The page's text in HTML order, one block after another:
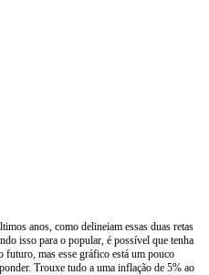
anos, como delineiam essas duas retas
isso para o popular, é possível que tenha
futuro, mas esse gráfico está um pouco
Trouxe tudo a uma inflação de 5% ao